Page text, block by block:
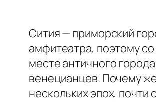
Сития — приморский
амфитеатра, поэтому
месте античного
венецианцев. Почему
нескольких эпох,